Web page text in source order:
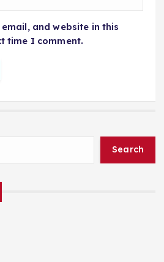
and website in this
time I comment.
Search